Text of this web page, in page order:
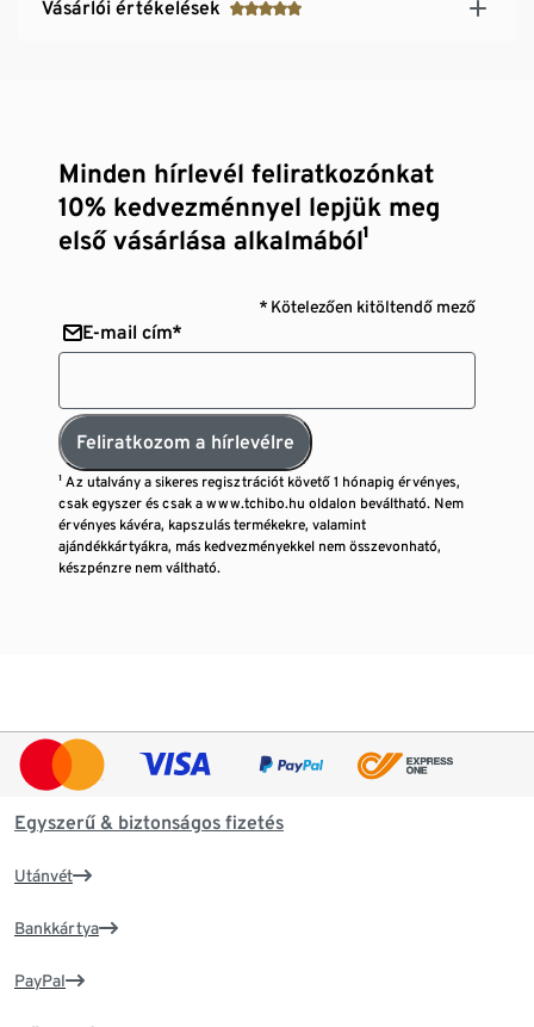
Vásárlói értékelések
Minden hírlevél feliratkozónkat
10% kedvezménnyel lepjük meg
első vásárlása alkalmából¹
* Kötelezően kitöltendő mező
E-mail cím*
Feliratkozom a hírlevélre
¹ Az utalvány a sikeres regisztrációt követő 1 hónapig érvényes,
csak egyszer és csak a www.tchibo.hu oldalon beváltható. Nem
érvényes kávéra, kapszulás termékekre, valamint
ajándékkártyákra, más kedvezményekkel nem összevonható,
készpénzre nem váltható.
Egyszerű & biztonságos fizetés
Utánvét
Bankkártya
PayPal